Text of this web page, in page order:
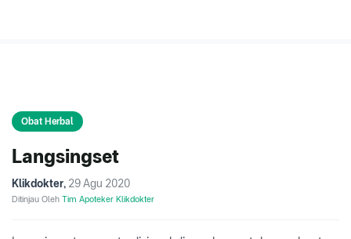
Obat Herbal
Langsingset
Klikdokter, 29 Agu 2020
Ditinjau Oleh Tim Apoteker Klikdokter